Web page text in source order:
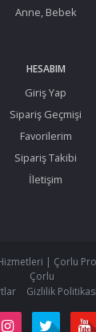
Anne, Bebek
HESABIM
Giriş Yap
Sipariş Geçmişi
Favorilerim
Sipariş Takibi
İletişim
| Çorlu
Çorlu
Gizlilik Politikası